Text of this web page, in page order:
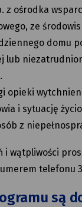
z ośrodka
ze
domu
lub
opieki
i sytuację
z
i wątpliwości
telefonu
są